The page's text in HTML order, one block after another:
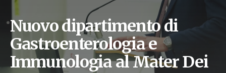
Nuovo dipartimento di
Gastroenterologia e
Immunologia al Mater Dei